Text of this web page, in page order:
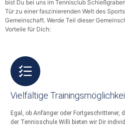
bist Du bei uns im Tennisclub
Tür zu einer faszinierenden Welt des
Gemeinschaft. Werde Teil dieser
Vorteile für Dich:
Vielfältige
Egal, ob Anfänger oder Fortgeschrittener,
der Tennisschule Willi bieten wir Dir